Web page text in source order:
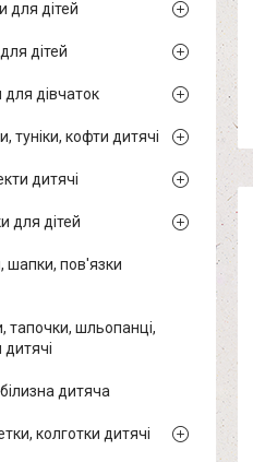
для дітей
дітей
для дівчаток
туніки, кофти дитячі
дитячі
для дітей
пов'язки
тапочки, шльопанці,
дитячі
дитяча
колготки дитячі